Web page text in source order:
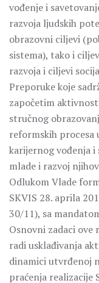
vođenje i
razvoja ljudskih
obrazovni ciljevi
sistema), tako i
razvoja i ciljevi
Preporuke koje
započetim
stručnog
reformskih procesa
karijernog vođenja i
mlade i razvoj
Odlukom Vlade
SKVIS 28. aprila
30/11), sa
Osnovni zadaci
radi usklađivanja
dinamici utvrđenoj
praćenja realizacije